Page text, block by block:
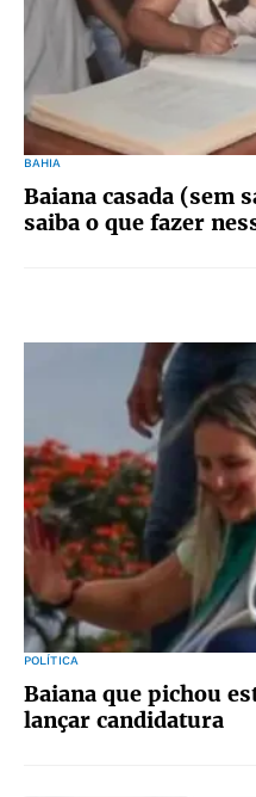
BAHIA
Baiana casada (sem
saiba o que fazer
POLÍTICA
Baiana que pichou
lançar candidatura